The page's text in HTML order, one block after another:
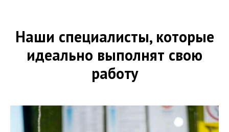
Наши специалисты, которые
идеально выполнят свою
работу